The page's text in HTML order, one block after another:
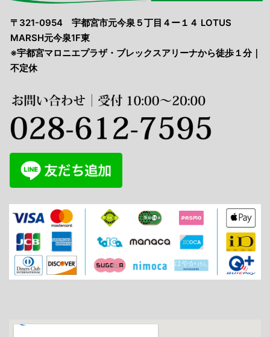
〒321-0954 宇都宮市元今泉５丁目４ー１４ LOTUS
MARSH元今泉1F東
※宇都宮マロニエプラザ・ブレックスアリーナから徒歩１分｜
不定休